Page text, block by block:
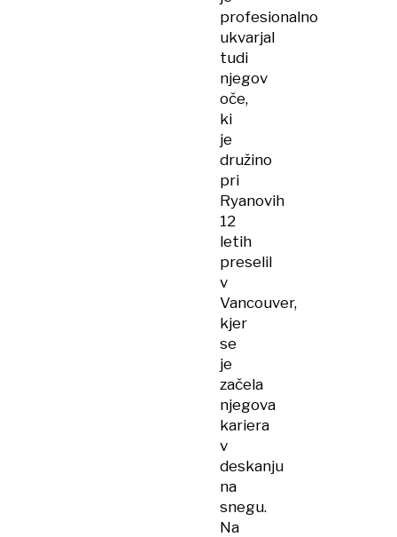
profesionalno
ukvarjal
tudi
njegov
oče,
ki
je
družino
pri
Ryanovih
12
letih
preselil
v
Vancouver,
kjer
se
je
začela
njegova
kariera
v
deskanju
na
snegu.
Na